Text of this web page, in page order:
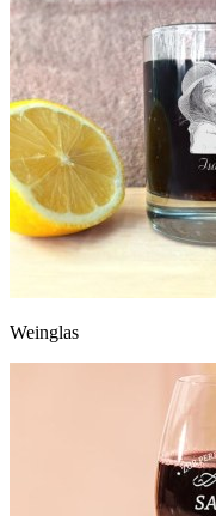
Weinglas